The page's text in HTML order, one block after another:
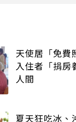
天使居「免費
入住者「捐房
人間
夏天狂吃冰、